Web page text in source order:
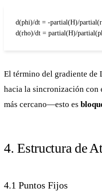
d(phi)/dt = -partial(H)/
d(rho)/dt = partial(H)/
El término del gradiente de
hacia la sincronización con
más cercano—esto es
4. Estructura de
4.1 Puntos Fijos